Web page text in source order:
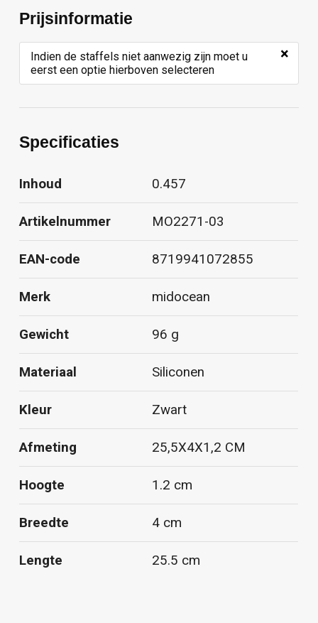
Prijsinformatie
Indien de staffels niet aanwezig zijn moet u
eerst een optie hierboven selecteren
×
Specificaties
Inhoud 0.457
Artikelnummer MO2271-03
EAN-code 8719941072855
Merk midocean
Gewicht 96 g
Materiaal Siliconen
Kleur Zwart
Afmeting 25,5X4X1,2 CM
Hoogte 1.2 cm
Breedte 4 cm
Lengte 25.5 cm